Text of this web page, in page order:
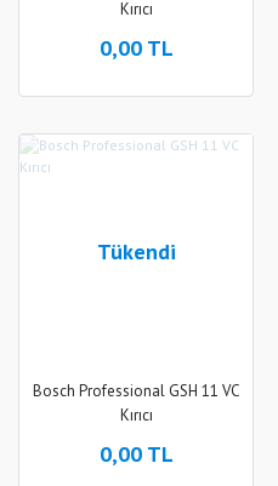
Kırıcı
0,00 TL
Tükendi
Bosch Professional GSH 11 VC
Kırıcı
0,00 TL